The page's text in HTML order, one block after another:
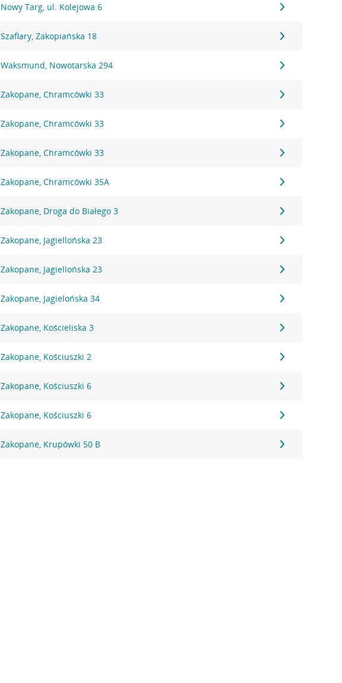
Nowy Targ, ul. Kolejowa 6
Szaflary, Zakopiańska 18
Waksmund, Nowotarska 294
Zakopane, Chramcówki 33
Zakopane, Chramcówki 33
Zakopane, Chramcówki 33
Zakopane, Chramcówki 35A
Zakopane, Droga do Białego 3
Zakopane, Jagiellońska 23
Zakopane, Jagiellońska 23
Zakopane, Jagielońska 34
Zakopane, Kościeliska 3
Zakopane, Kościuszki 2
Zakopane, Kościuszki 6
Zakopane, Kościuszki 6
Zakopane, Krupówki 50 B